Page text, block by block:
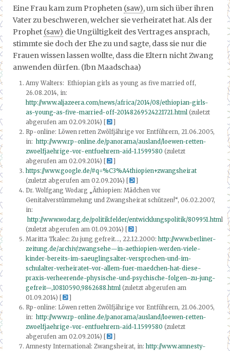
Eine Frau kam zum Propheten (saw), um sich über ihren
Vater zu beschweren, welcher sie verheiratet hat. Als der
Prophet (saw) die Ungültigkeit des Vertrages ansprach,
stimmte sie doch der Ehe zu und sagte, dass sie nur die
Frauen wissen lassen wollte, dass die Eltern nicht Zwang
anwenden dürfen. (Ibn Maadschaa)
Amy Walters: Ethiopian girls as young as five married off,
26.08.2014, in:
http://www.aljazeera.com/news/africa/2014/08/ethiopian-girls-
as-young-as-five-married-off-20148269524221721.html (zuletzt
abgerufen am 02.09.2014) [
Rp-online: Löwen retten Zwölfjährige vor Entführern, 21.06.2005,
in: http://www.rp-online.de/panorama/ausland/loewen-retten-
zwoelfjaehrige-vor-entfuehrern-aid-1.1599580 (zuletzt
abgerufen am 02.09.2014) [
https://www.google.de/#q=%C3%A4thiopien+zwangsheirat
(zuletzt abgerufen am 02.09.2014) [
Dr. Wolfgang Wodarg „Äthiopien: Mädchen vor
Genitalverstümmelung und Zwangsheirat schützen!“, 06.02.2007,
in:
http://www.wodarg.de/politikfelder/entwicklungspolitik/809951.html
(zuletzt abgerufen am 01.09.2014) [
Maritta Tkalec: Zu jung gefreit…, 22.12.2000: http://www.berliner-
zeitung.de/archiv/zwangsehe—in-aethiopien-werden-viele-
kinder-bereits-im-saeuglingsalter-versprochen-und-im-
schulalter-verheiratet–vor-allem-fuer-maedchen-hat-diese-
praxis-verheerende-physische-und-psychische-folgen–zu-jung-
gefreit—,10810590,9862688.html (zuletzt abgerufen am
01.09.2014) [
Rp-online: Löwen retten Zwölfjährige vor Entführern, 21.06.2005,
in: http://www.rp-online.de/panorama/ausland/loewen-retten-
zwoelfjaehrige-vor-entfuehrern-aid-1.1599580 (zuletzt
abgerufen am 02.09.2014) [
Amnesty International: Zwangsheirat, in: http://www.amnesty-